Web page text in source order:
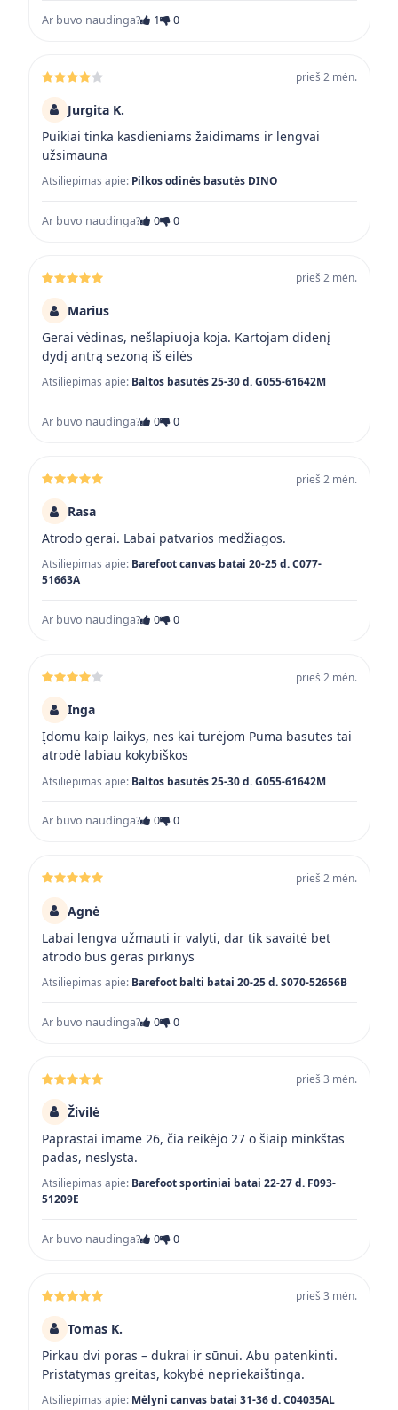
Ar buvo naudinga? 1 0
prieš 2 mėn.
Jurgita K.
Puikiai tinka kasdieniams žaidimams ir lengvai
užsimauna
Atsiliepimas apie: Pilkos odinės basutės DINO
Ar buvo naudinga? 0 0
prieš 2 mėn.
Marius
Gerai vėdinas, nešlapiuoja koja. Kartojam didenį
dydį antrą sezoną iš eilės
Atsiliepimas apie: Baltos basutės 25-30 d. G055-61642M
Ar buvo naudinga? 0 0
prieš 2 mėn.
Rasa
Atrodo gerai. Labai patvarios medžiagos.
Atsiliepimas apie: Barefoot canvas batai 20-25 d. C077-
51663A
Ar buvo naudinga? 0 0
prieš 2 mėn.
Inga
Įdomu kaip laikys, nes kai turėjom Puma basutes tai
atrodė labiau kokybiškos
Atsiliepimas apie: Baltos basutės 25-30 d. G055-61642M
Ar buvo naudinga? 0 0
prieš 2 mėn.
Agnė
Labai lengva užmauti ir valyti, dar tik savaitė bet
atrodo bus geras pirkinys
Atsiliepimas apie: Barefoot balti batai 20-25 d. S070-52656B
Ar buvo naudinga? 0 0
prieš 3 mėn.
Živilė
Paprastai imame 26, čia reikėjo 27 o šiaip minkštas
padas, neslysta.
Atsiliepimas apie: Barefoot sportiniai batai 22-27 d. F093-
51209E
Ar buvo naudinga? 0 0
prieš 3 mėn.
Tomas K.
Pirkau dvi poras – dukrai ir sūnui. Abu patenkinti.
Pristatymas greitas, kokybė nepriekaištinga.
Atsiliepimas apie: Mėlyni canvas batai 31-36 d. C04035AL